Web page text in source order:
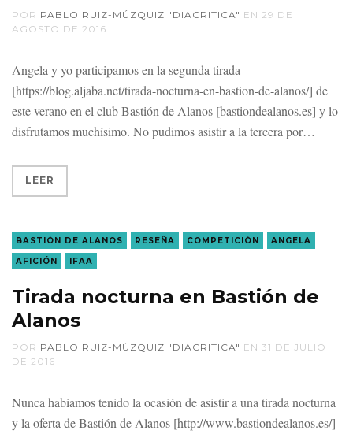
POR PABLO RUIZ-MÚZQUIZ "DIACRITICA" EN 29 DE
AGOSTO DE 2016
Angela y yo participamos en la segunda tirada
[https://blog.aljaba.net/tirada-nocturna-en-bastion-de-alanos/] de
este verano en el club Bastión de Alanos [bastiondealanos.es] y lo
disfrutamos muchísimo. No pudimos asistir a la tercera por
LEER
BASTIÓN DE ALANOS RESEÑA COMPETICIÓN
ANGELA
AFICIÓN
IFAA
Tirada nocturna en Bastión de
Alanos
POR PABLO RUIZ-MÚZQUIZ "DIACRITICA" EN 31 DE JULIO
DE 2016
Nunca habíamos tenido la ocasión de asistir a una tirada nocturna
y la oferta de Bastión de Alanos [http://www.bastiondealanos.es/]